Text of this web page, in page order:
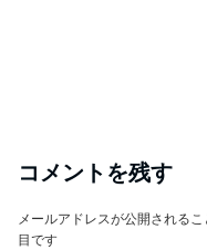
コメントを残す
メールアドレスが公開されるこ
目です